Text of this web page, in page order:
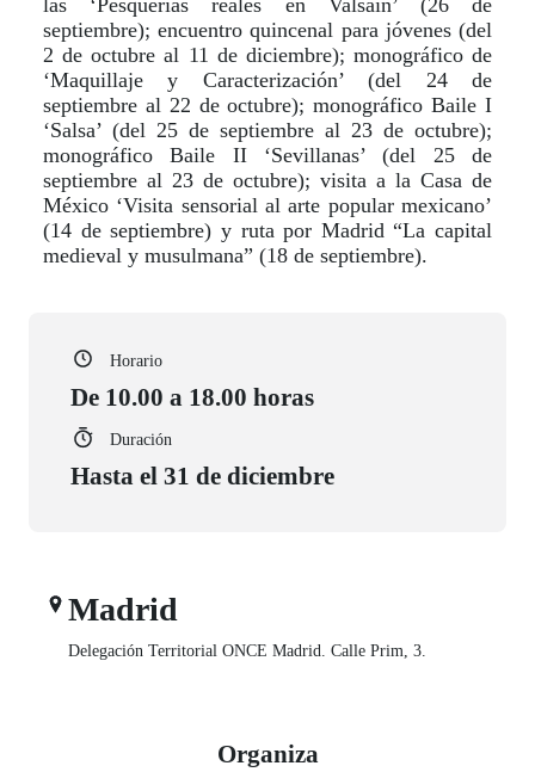
septiembre); encuentro quincenal para jóvenes (del
2 de octubre al 11 de diciembre); monográfico de
‘Maquillaje y Caracterización’ (del 24 de
septiembre al 22 de octubre); monográfico Baile I
‘Salsa’ (del 25 de septiembre al 23 de octubre);
monográfico Baile II ‘Sevillanas’ (del 25 de
septiembre al 23 de octubre); visita a la Casa de
México ‘Visita sensorial al arte popular mexicano’
(14 de septiembre) y ruta por Madrid “La capital
medieval y musulmana” (18 de septiembre).
Horario
De 10.00 a 18.00 horas
Duración
Hasta el 31 de diciembre
Madrid
Delegación Territorial ONCE Madrid. Calle Prim, 3.
Organiza